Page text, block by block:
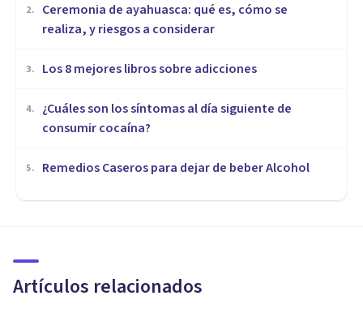
2.
Ceremonia de ayahuasca: qué es, cómo se
realiza, y riesgos a considerar
3. Los 8 mejores libros sobre adicciones
4.
¿Cuáles son los síntomas al día siguiente de
consumir cocaína?
5. Remedios Caseros para dejar de beber Alcohol
Artículos relacionados
¿La droga mata realmente?